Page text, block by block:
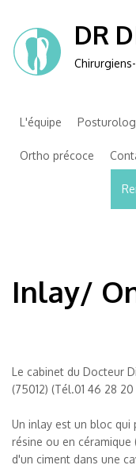
DR
L'équipe
Ortho précoce
Inlay/
Le cabinet du Docteur
(75012) (Tél.01 46 28
Un inlay est un bloc
résine ou en
d'un ciment dans une